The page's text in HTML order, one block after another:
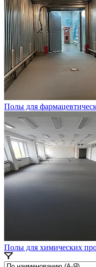
Полы для
Полы для химических